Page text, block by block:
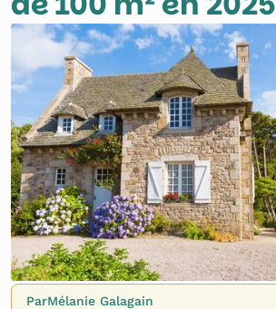
ParMélanie Galagain